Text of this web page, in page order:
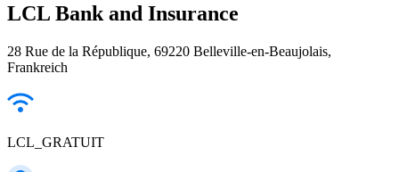
LCL Bank and Insurance
28 Rue de la République, 69220 Belleville-en-Beaujolais,
Frankreich
LCL_GRATUIT